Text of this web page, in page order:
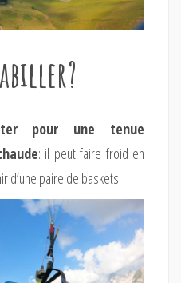
pour une tenue
: il peut faire froid en
d’une paire de baskets.